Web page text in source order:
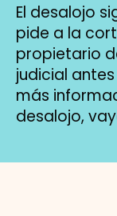
El desalojo
pide a la
propietario
judicial
más
desalojo,